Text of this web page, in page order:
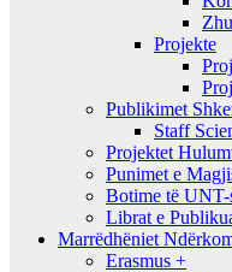
Projekte
Publikimet
Staff
Projektet
Punimet e
Botime të UNT-
Librat e
Marrëdhëniet
Erasmus +